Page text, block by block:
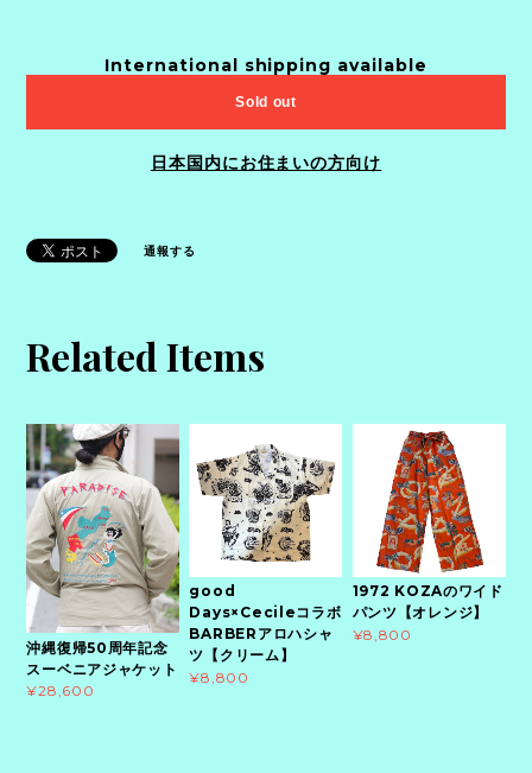
International shipping available
Sold out
日本国内にお住まいの方向け
通報する
Related Items
沖縄復帰50周年記念
スーベニアジャケット
¥28,600
good
Days×Cecileコラボ
BARBERアロハシャ
ツ【クリーム】
¥8,800
1972 KOZAのワイド
パンツ【オレンジ】
¥8,800